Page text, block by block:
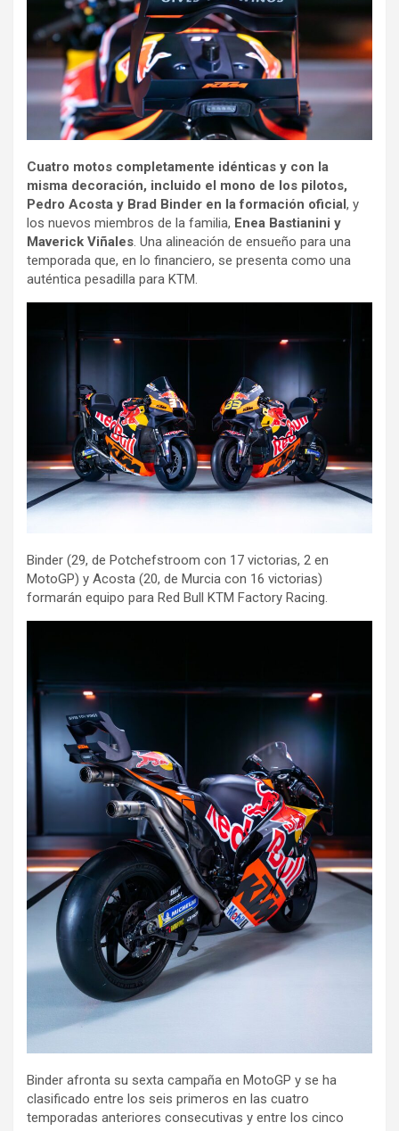
Cuatro motos completamente idénticas y con la
misma decoración, incluido el mono de los pilotos,
Pedro Acosta y Brad Binder en la formación oficial, y
los nuevos miembros de la familia, Enea Bastianini y
Maverick Viñales. Una alineación de ensueño para una
temporada que, en lo financiero, se presenta como una
auténtica pesadilla para KTM.
Binder (29, de Potchefstroom con 17 victorias, 2 en
MotoGP) y Acosta (20, de Murcia con 16 victorias)
formarán equipo para Red Bull KTM Factory Racing.
Binder afronta su sexta campaña en MotoGP y se ha
clasificado entre los seis primeros en las cuatro
temporadas anteriores consecutivas y entre los cinco